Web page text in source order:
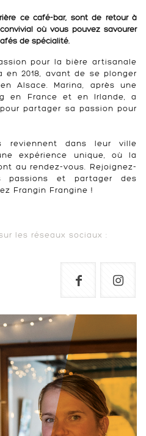
ce café-bar, sont de retour à
où vous pouvez savourer
de spécialité.
pour la bière artisanale
en 2018, avant de se plonger
Alsace. Marina, après une
en France et en Irlande, a
partager sa passion pour
reviennent dans leur ville
expérience unique, où la
au rendez-vous. Rejoignez-
passions et partager des
Frangin Frangine !
les réseaux sociaux :